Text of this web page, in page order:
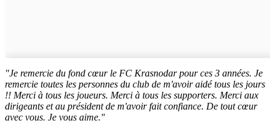
"Je remercie du fond cœur le FC Krasnodar pour ces 3 années. Je
remercie toutes les personnes du club de m'avoir aidé tous les jours
!! Merci à tous les joueurs. Merci à tous les supporters. Merci aux
dirigeants et au président de m'avoir fait confiance. De tout cœur
avec vous. Je vous aime."